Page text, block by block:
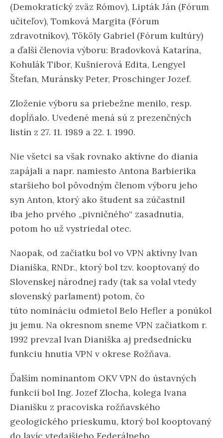
(Demokratický zväz Rómov), Lipták Ján (Fórum
učiteľov), Tomková Margita (Fórum
zdravotníkov), Tököly Gabriel (Fórum kultúry)
a ďalší členovia výboru: Bradovková Katarína,
Kohulák Tibor, Kušnierová Edita, Lengyel
Štefan, Muránsky Peter, Proschinger Jozef.
Zloženie výboru sa priebežne menilo, resp.
dopĺňalo. Uvedené mená sú z prezenčných
listín z 27. 11. 1989 a 22. 1. 1990.
Nie všetci sa však rovnako aktívne do diania
zapájali a napr. namiesto Antona Barbierika
staršieho bol pôvodným členom výboru jeho
syn Anton, ktorý ako študent sa zúčastnil
iba jeho prvého „pivničného“ zasadnutia,
potom ho už vystriedal otec.
Naopak, od začiatku bol vo VPN aktívny Ivan
Dianiška, RNDr., ktorý bol tzv. kooptovaný do
Slovenskej národnej rady (tak sa volal vtedy
slovenský parlament) potom, čo
túto nomináciu odmietol Belo Hefler a ponúkol
ju jemu. Na okresnom sneme VPN začiatkom r.
1992 prevzal Ivan Dianiška aj predsednícku
funkciu hnutia VPN v okrese Rožňava.
Ďalším nominantom OKV VPN do ústavných
funkcií bol Ing. Jozef Zlocha, kolega Ivana
Dianišku z pracoviska rožňavského
geologického prieskumu, ktorý bol kooptovaný
do lavíc vtedajšieho Federálneho